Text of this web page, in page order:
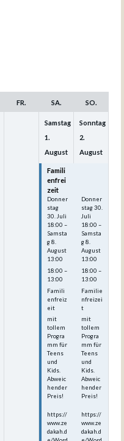
FR. SA. SO.
Samstag
1.
August
Famili
enfrei
zeit
Donner
stag
30. Juli
18:00 –
Samsta
g8.
August
13:00
18:00 –
13:00
Famili
enfreiz
eit
mit
tollem
Progra
mm für
Teens
und
Kids.
Abweic
hender
Preis!
https://
www.ze
dakah.d
Sonntag
2.
August
Donner
stag30.
Juli
18:00 –
Samsta
g8.
August
13:00
18:00 –
13:00
Familie
nfreizei
t
mit
tollem
Progra
mm für
Teens
und
Kids.
Abweic
hender
Preis!
https://
www.ze
dakah.d